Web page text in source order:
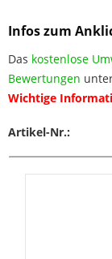
Infos zum
Das kostenlose
Bewertungen
Wichtige
Artikel-Nr.: